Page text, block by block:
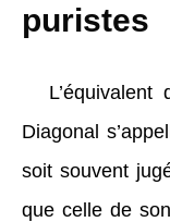
puristes
L’équivalent
Diagonal
soit souvent
que celle de